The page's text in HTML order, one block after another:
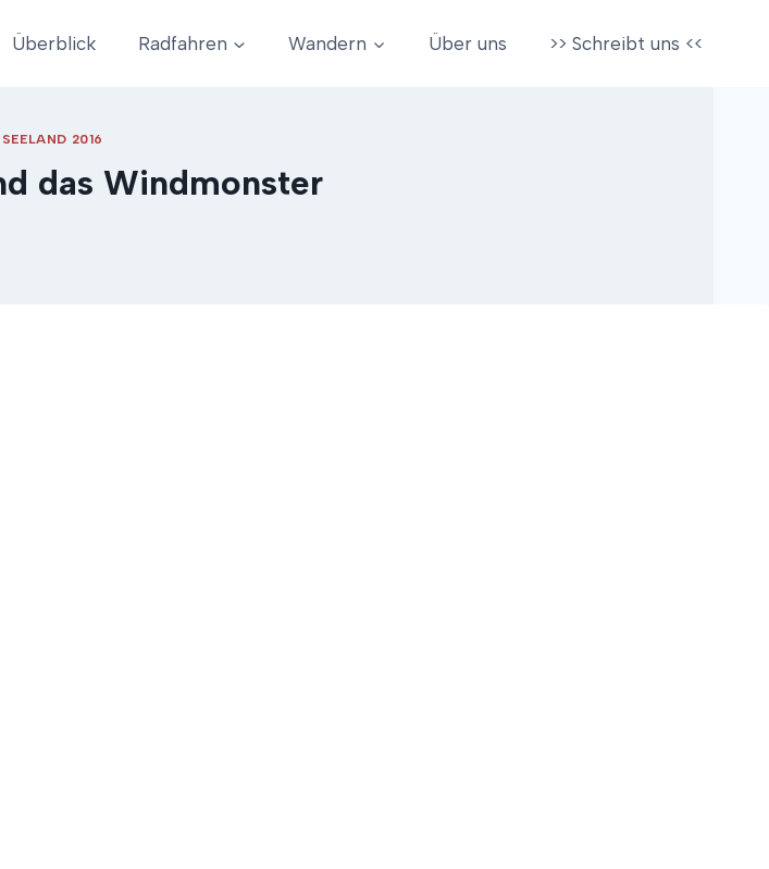
Überblick Radfahren Wandern Über uns >> Schreibt uns <<
2016
das Windmonster